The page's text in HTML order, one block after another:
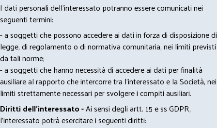
I dati personali dell’interessato potranno essere comunicati nei
seguenti termini:
- a soggetti che possono accedere ai dati in forza di disposizione di
legge, di regolamento o di normativa comunitaria, nei limiti previsti
da tali norme;
- a soggetti che hanno necessità di accedere ai dati per finalità
ausiliare al rapporto che intercorre tra l’interessato e la Società, nei
limiti strettamente necessari per svolgere i compiti ausiliari.
Diritti dell’interessato -Ai sensi degli artt. 15 e ss GDPR,
l’interessato potrà esercitare i seguenti diritti: